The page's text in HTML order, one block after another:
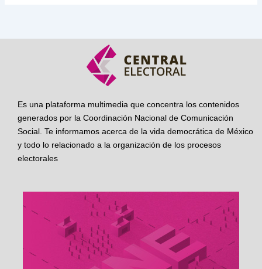
Es una plataforma multimedia que concentra los contenidos
generados por la Coordinación Nacional de Comunicación
Social. Te informamos acerca de la vida democrática de México
y todo lo relacionado a la organización de los procesos
electorales